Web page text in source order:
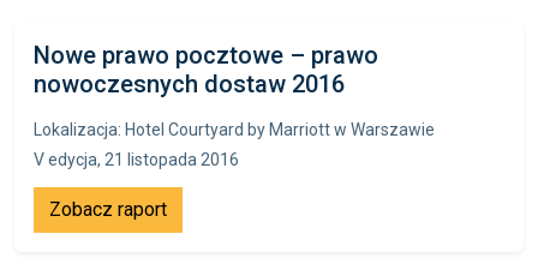
Nowe prawo pocztowe – prawo
nowoczesnych dostaw 2016
Lokalizacja: Hotel Courtyard by Marriott w Warszawie
V edycja, 21 listopada 2016
Zobacz raport